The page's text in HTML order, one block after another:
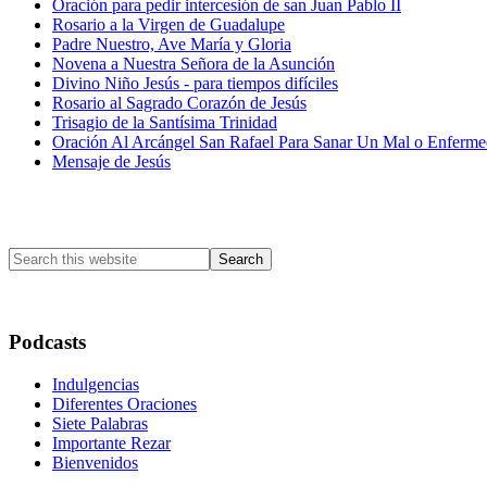
Oración para pedir intercesión de san Juan Pablo II
Rosario a la Virgen de Guadalupe
Padre Nuestro, Ave María y Gloria
Novena a Nuestra Señora de la Asunción
Divino Niño Jesús - para tiempos difíciles
Rosario al Sagrado Corazón de Jesús
Trisagio de la Santísima Trinidad
Oración Al Arcángel San Rafael Para Sanar Un Mal o
Mensaje de Jesús
Search
this
Podcasts
Indulgencias
Diferentes Oraciones
Siete Palabras
Importante Rezar
Bienvenidos